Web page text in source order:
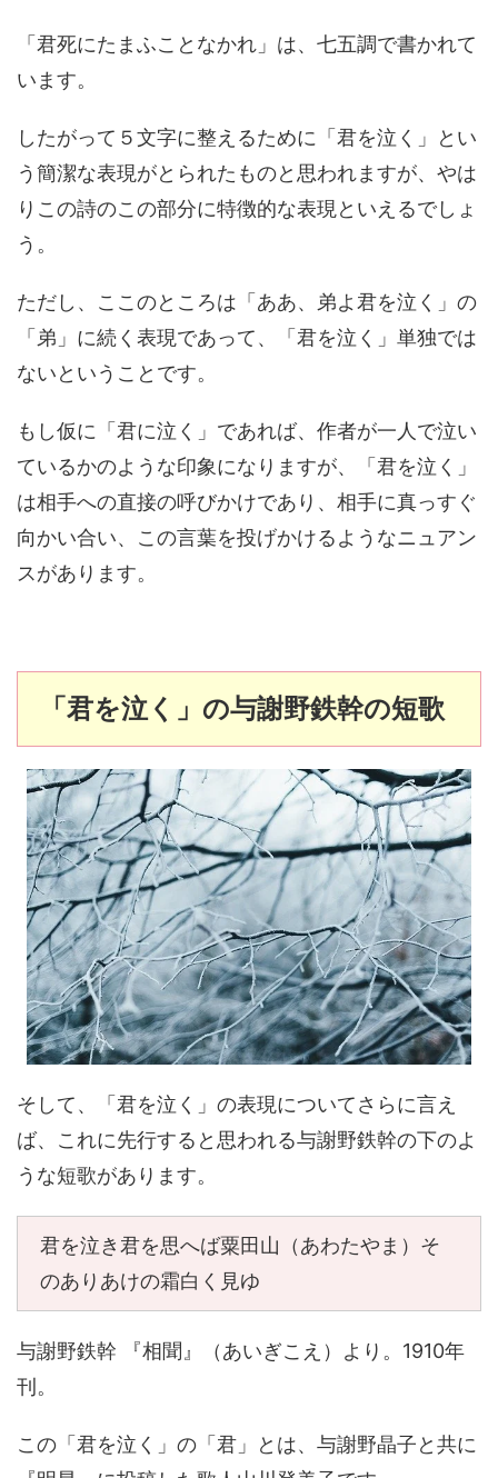
「君死にたまふことなかれ」は、七五調で書かれて
います。
したがって５文字に整えるために「君を泣く」とい
う簡潔な表現がとられたものと思われますが、やは
りこの詩のこの部分に特徴的な表現といえるでしょ
う。
ただし、ここのところは「ああ、弟よ君を泣く」の
「弟」に続く表現であって、「君を泣く」単独では
ないということです。
もし仮に「君に泣く」であれば、作者が一人で泣い
ているかのような印象になりますが、「君を泣く」
は相手への直接の呼びかけであり、相手に真っすぐ
向かい合い、この言葉を投げかけるようなニュアン
スがあります。
「君を泣く」の与謝野鉄幹の短歌
そして、「君を泣く」の表現についてさらに言え
ば、これに先行すると思われる与謝野鉄幹の下のよ
うな短歌があります。
君を泣き君を思へば粟田山（あわたやま）そ
のありあけの霜白く見ゆ
与謝野鉄幹 『相聞』（あいぎこえ）より。1910年
刊。
この「君を泣く」の「君」とは、与謝野晶子と共に